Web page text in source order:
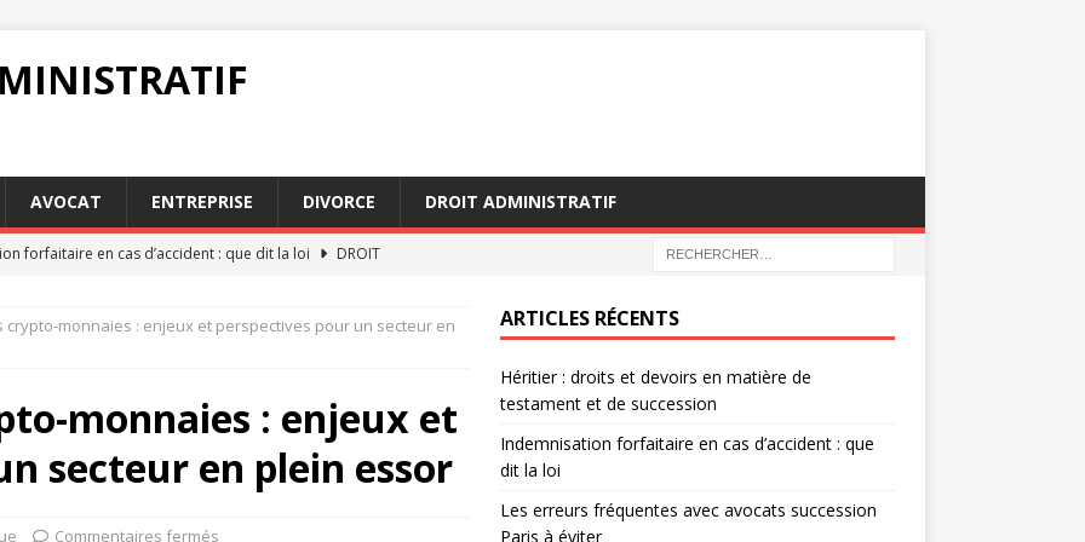
AVOCAT ENTREPRISE DIVORCE DROIT ADMINISTRATIF
forfaitaire en cas d’accident : que dit la loi
DROIT
authentique : pourquoi c’est indispensable pour une
forfaitaire : guide pratique pour les assurés
JURIDIQUE
et devoirs en matière de testament et de succession
crypto-monnaies : enjeux et perspectives pour un secteur en
monnaies : enjeux et
secteur en plein essor
Commentaires fermés
ARTICLES RÉCENTS
Héritier : droits et devoirs en matière de
testament et de succession
Indemnisation forfaitaire en cas d’accident : que
dit la loi
Les erreurs fréquentes avec avocats succession
Paris à éviter